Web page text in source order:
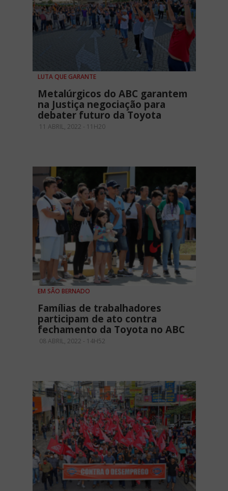
LUTA QUE GARANTE
Metalúrgicos do ABC garantem
na Justiça negociação para
debater futuro da Toyota
11 ABRIL, 2022 - 11H20
EM SÃO BERNADO
Famílias de trabalhadores
participam de ato contra
fechamento da Toyota no ABC
08 ABRIL, 2022 - 14H52